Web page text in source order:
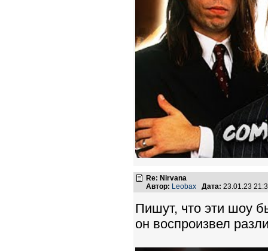
Re: Nirvana
Автор: Leobax Дата: 23.01.23
Пишут, что эти шоу
он воспроизвел